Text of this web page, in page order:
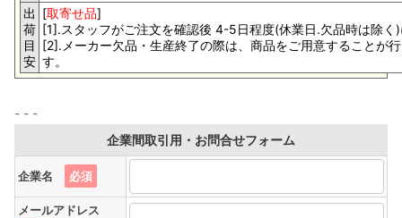
出
荷
目
安
[取寄せ品]
[1].スタッフがご注文を確認後 4-5日程度(休業日.欠品時は除く
[2].メーカー欠品・生産終了の際は、商品をご用意することが
す。
企業間取引用・お問合せフォーム
企業名 必須
メールアドレス